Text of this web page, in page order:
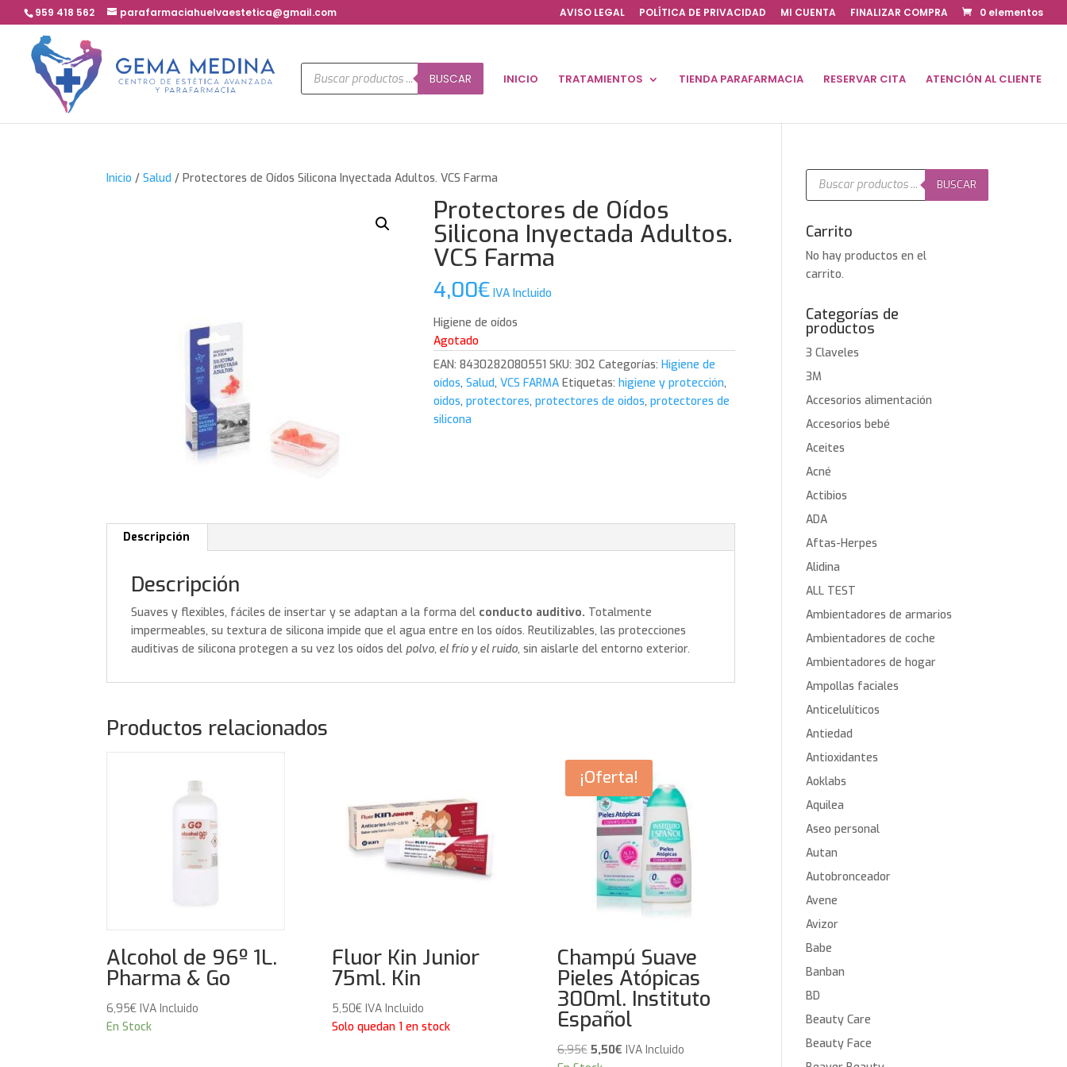
959 418 562 parafarmaciahuelvaestetica@gmail.com AVISO LEGAL POLÍTICA DE PRIVACIDAD MI CUENTA FINALIZAR COMPRA 0 elementos
Búsqueda
de
productos
BUSCAR INICIO TRATAMIENTOS TIENDA PARAFARMACIA RESERVAR CITA ATENCIÓN AL CLIENTE
Inicio /Salud / Protectores de Oídos Silicona Inyectada Adultos. VCS Farma
Protectores de Oídos
Silicona Inyectada Adultos.
VCS Farma
4,00€ IVA Incluido
Higiene de oídos
Agotado
EAN:8430282080551 SKU:302 Categorías:Higiene de
oídos,Salud,VCS FARMA Etiquetas:higiene y protección,
oidos,protectores,protectores de oidos,protectores de
silicona
Descripción
Descripción
Suaves y flexibles, fáciles de insertar y se adaptan a la forma del conducto auditivo. Totalmente
impermeables, su textura de silicona impide que el agua entre en los oídos. Reutilizables, las protecciones
auditivas de silicona protegen a su vez los oídos delpolvo, el frío y el ruido, sin aislarle del entorno exterior.
Productos relacionados
Alcohol de 96º 1L.
Pharma & Go
6,95€ IVA Incluido
En Stock
Fluor Kin Junior
75ml. Kin
5,50€ IVA Incluido
Solo quedan 1 en stock
¡Oferta!
Champú Suave
Pieles Atópicas
300ml. Instituto
Español
6,95€ El
5,50€ElIVA Incluido
Búsqueda
productos
BUSCAR
Carrito
No hay productos en el
carrito.
Categorías de
productos
3 Claveles
3M
Accesorios alimentación
Accesorios bebé
Aceites
Acné
Actibios
ADA
Aftas-Herpes
Alidina
ALL TEST
Ambientadores de armarios
Ambientadores de coche
Ambientadores de hogar
Ampollas faciales
Anticelulíticos
Antiedad
Antioxidantes
Aoklabs
Aquilea
Aseo personal
Autan
Autobronceador
Avene
Avizor
Babe
Banban
BD
Beauty Care
Beauty Face